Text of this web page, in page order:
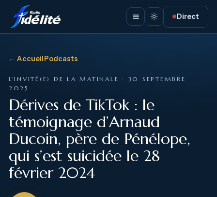
Direct
← Accueil·Podcasts
L'INVITÉ(E) DE LA MATINALE · 30 SEPTEMBRE
2025
Dérives de TikTok : le
témoignage d’Arnaud
Ducoin, père de Pénélope,
qui s’est suicidée le 28
février 2024